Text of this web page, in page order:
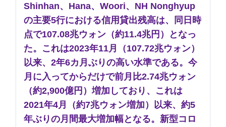
Shinhan、Hana、Woori、NH Nonghyup
の主要5行における信用貸出残高は、同日時
点で107.08兆ウォン（約11.4兆円）となっ
た。これは2023年11月（107.72兆ウォン）
以来、2年6カ月ぶりの高い水準である。今
月に入ってからだけで前月比2.74兆ウォン
（約2,900億円）増加しており、これは
2021年4月（約7兆ウォン増加）以来、約5
年ぶりの月間最大増加幅となる。新型コロ